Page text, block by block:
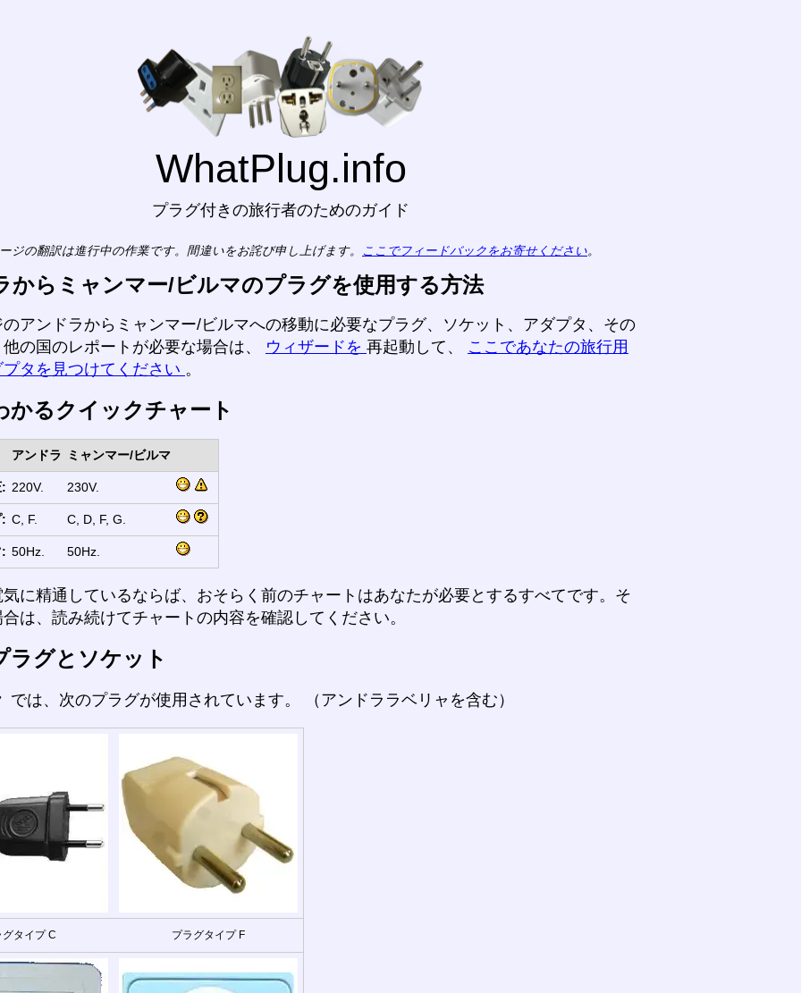
WhatPlug.info
プラグ付きの旅行者のためのガイド
ジの翻訳は進行中の作業です。間違いをお詫び申し上げます。 ここでフィードバックをお寄せください。
からミャンマー/ビルマのプラグを使用する方法
アンドラからミャンマー/ビルマへの移動に必要なプラグ、ソケット、アダプタ、その
の国のレポートが必要な場合は、 ウィザードを 再起動して、 ここであなたの旅行用
タを見つけてください 。
かるクイックチャート
アンドラ ミャンマー/ビルマ
220V. 230V.
C, F. C, D, F, G.
50Hz. 50Hz.
に精通しているならば、おそらく前のチャートはあなたが必要とするすべてです。そ
は、読み続けてチャートの内容を確認してください。
ラグとソケット
では、次のプラグが使用されています。 （アンドララベリャを含む）
グタイプ C プラグタイプ F